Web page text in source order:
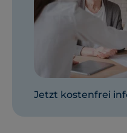
Jetzt kostenfrei